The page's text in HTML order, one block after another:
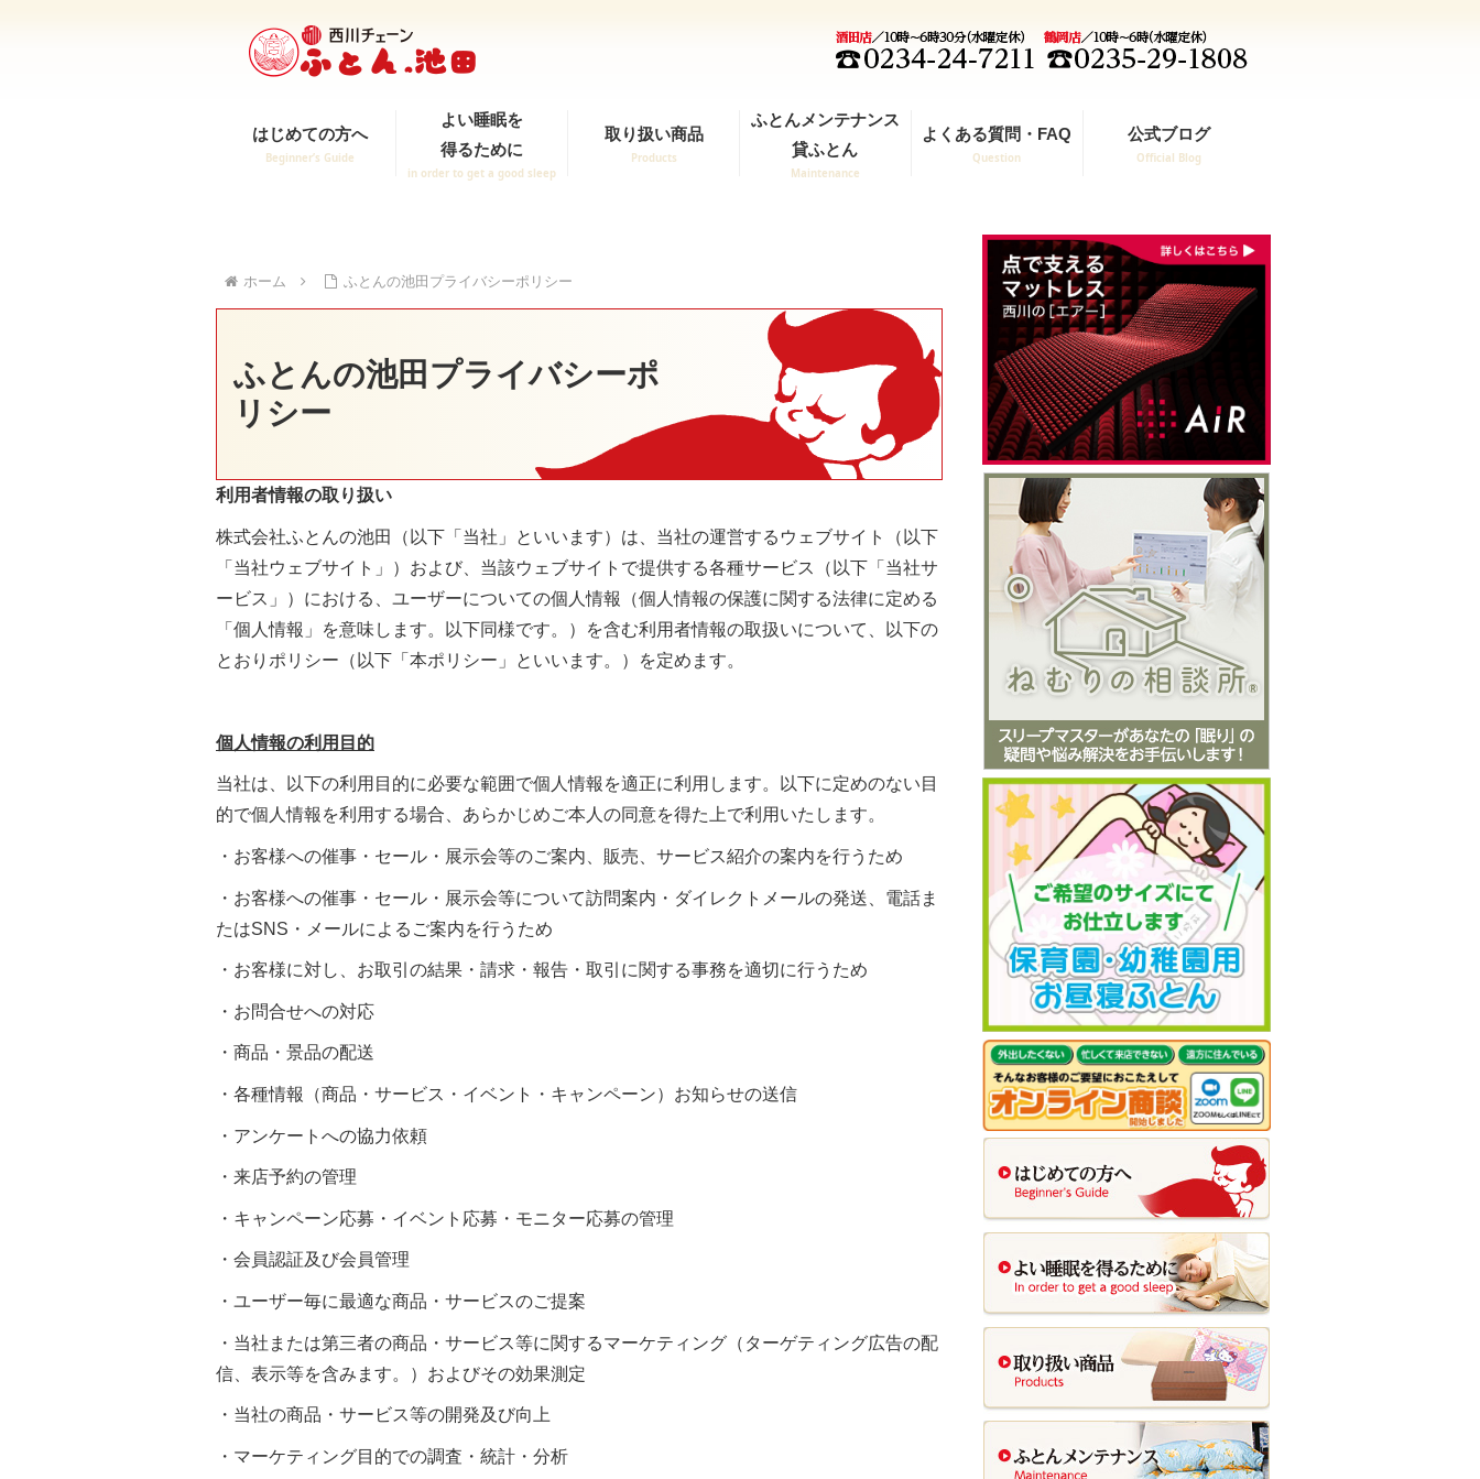
はじめての方へ
Beginner’s Guide
よい睡眠を
得るために
in order to get a good sleep
取り扱い商品
Products
ふとんメンテナンス
貸ふとん
Maintenance
よくある質問・FAQ
Question
公式ブログ
Official Blog
ホーム ふとんの池田プライバシーポリシー
ふとんの池田プライバシーポ
リシー
利用者情報の取り扱い
株式会社ふとんの池田（以下「当社」といいます）は、当社の運営するウェブサイト（以下
「当社ウェブサイト」）および、当該ウェブサイトで提供する各種サービス（以下「当社サ
ービス」）における、ユーザーについての個人情報（個人情報の保護に関する法律に定める
「個人情報」を意味します。以下同様です。）を含む利用者情報の取扱いについて、以下の
とおりポリシー（以下「本ポリシー」といいます。）を定めます。
個人情報の利用目的
当社は、以下の利用目的に必要な範囲で個人情報を適正に利用します。以下に定めのない目
的で個人情報を利用する場合、あらかじめご本人の同意を得た上で利用いたします。
・お客様への催事・セール・展示会等のご案内、販売、サービス紹介の案内を行うため
・お客様への催事・セール・展示会等について訪問案内・ダイレクトメールの発送、電話ま
たはSNS・メールによるご案内を行うため
・お客様に対し、お取引の結果・請求・報告・取引に関する事務を適切に行うため
・お問合せへの対応
・商品・景品の配送
・各種情報（商品・サービス・イベント・キャンペーン）お知らせの送信
・アンケートへの協力依頼
・来店予約の管理
・キャンペーン応募・イベント応募・モニター応募の管理
・会員認証及び会員管理
・ユーザー毎に最適な商品・サービスのご提案
・当社または第三者の商品・サービス等に関するマーケティング（ターゲティング広告の配
信、表示等を含みます。）およびその効果測定
・当社の商品・サービス等の開発及び向上
・マーケティング目的での調査・統計・分析